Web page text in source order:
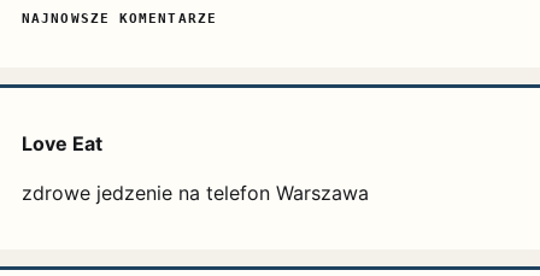
NAJNOWSZE KOMENTARZE
Love Eat
zdrowe jedzenie na telefon Warszawa